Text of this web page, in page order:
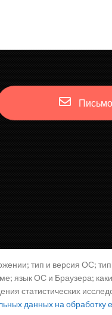
тип и версия ОС;
язык ОС и Браузера;
статистических
данных на обработку